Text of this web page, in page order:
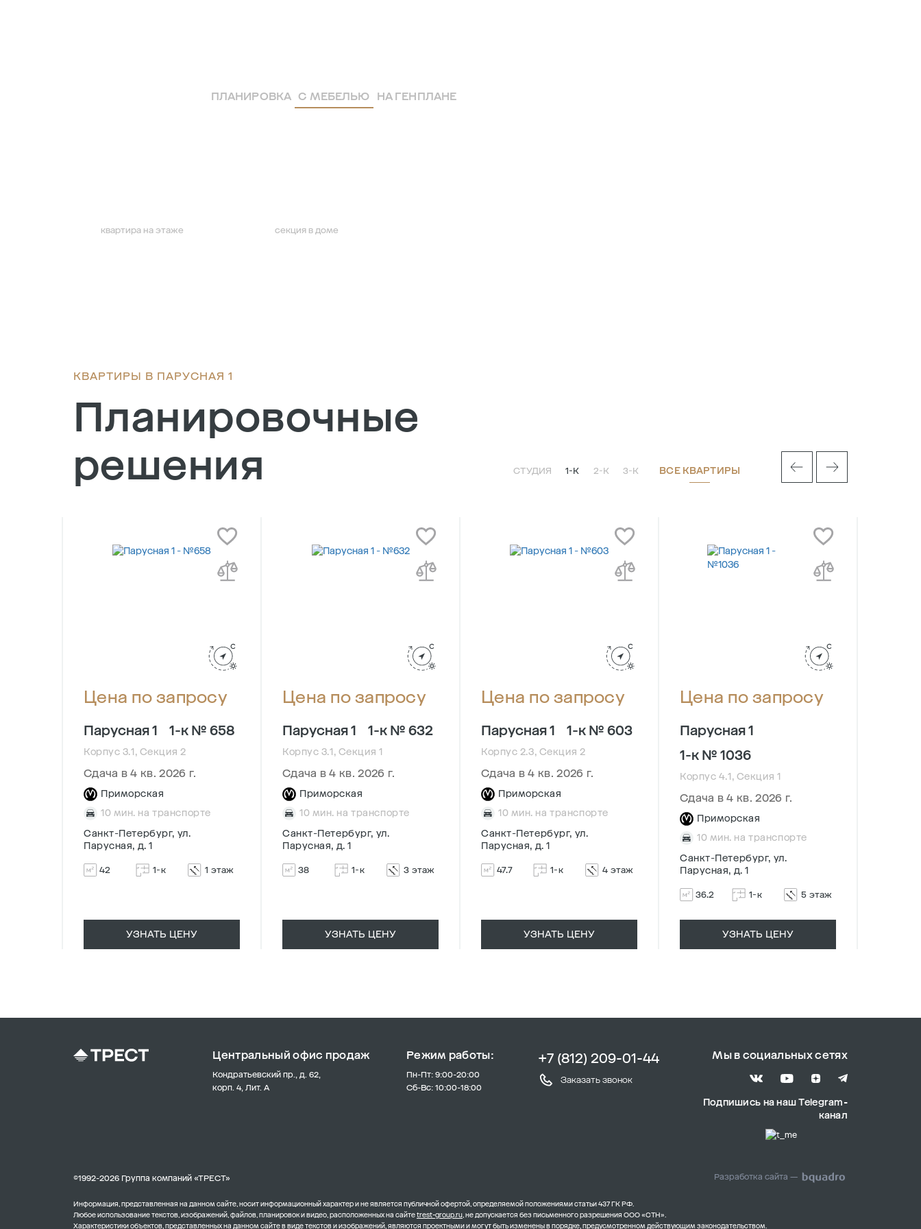
С МЕБЕЛЬЮ
ПЛАНИРОВКА НА ГЕНПЛАНЕ
квартира на этаже секция в доме
КВАРТИРЫ В ПАРУСНАЯ 1
Планировочные
решения
СТУДИЯ 1-К 2-К 3-К ВСЕ КВАРТИРЫ
Цена по запросу
Парусная 1 1-к № 658
Корпус 3.1, Секция 2
Сдача в 4 кв. 2026 г.
Приморская
10 мин. на транспорте
Санкт-Петербург, ул.
Парусная, д. 1
42 1-к 1 этаж
УЗНАТЬ ЦЕНУ
Цена по запросу
Парусная 1 1-к № 632
Корпус 3.1, Секция 1
Сдача в 4 кв. 2026 г.
Приморская
10 мин. на транспорте
Санкт-Петербург, ул.
Парусная, д. 1
38 1-к 3 этаж
УЗНАТЬ ЦЕНУ
Цена по запросу
Парусная 1 1-к № 603
Корпус 2.3, Секция 2
Сдача в 4 кв. 2026 г.
Приморская
10 мин. на транспорте
Санкт-Петербург, ул.
Парусная, д. 1
47.7 1-к 4 этаж
УЗНАТЬ ЦЕНУ
Цена по запросу
Парусная 1
1-к № 1036
Корпус 4.1, Секция 1
Сдача в 4 кв. 2026 г.
Приморская
10 мин. на транспорте
Санкт-Петербург, ул.
Парусная, д. 1
36.2 1-к 5 этаж
УЗНАТЬ ЦЕНУ
Центральный офис продаж
Кондратьевский пр., д. 62,
корп. 4, Лит. А
Режим работы:
Пн-Пт: 9:00-20:00
Сб-Вс: 10:00-18:00
+7 (812) 209-01-44
Заказать звонок
Мы в социальных сетях
Подпишись на наш Telegram-
канал
©1992-2026 Группа компаний «ТРЕСТ» Разработка сайта —
Информация, представленная на данном сайте, носит информационный характер и не является публичной офертой, определяемой положениями статьи 437 ГК РФ.
Любое использование текстов, изображений, файлов, планировок и видео, расположенных на сайтеtrest-group.ru, не допускается без письменного разрешения ООО «СТН».
Характеристики объектов, представленных на данном сайте в виде текстов и изображений, являются проектными и могут быть изменены в порядке, предусмотренном действующим законодательством.